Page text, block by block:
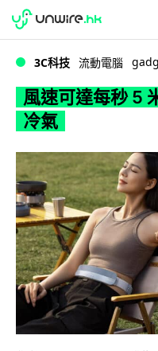
風速可達每
WWDC 2026
3C科技 流動電腦
風速可達每秒 5
冷氣